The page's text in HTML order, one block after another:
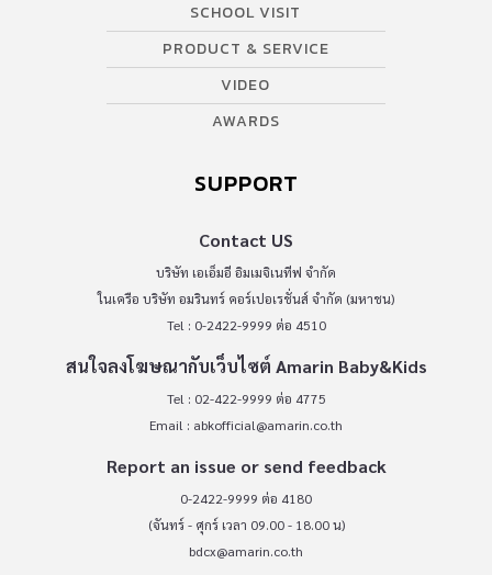
SCHOOL VISIT
PRODUCT & SERVICE
VIDEO
AWARDS
SUPPORT
Contact US
บริษัท เอเอ็มอี อิมเมจิเนทีฟ จำกัด
ในเครือ บริษัท อมรินทร์ คอร์เปอเรชั่นส์ จำกัด (มหาชน)
Tel : 0-2422-9999 ต่อ 4510
สนใจลงโฆษณากับเว็บไซต์ Amarin Baby&Kids
Tel : 02-422-9999 ต่อ 4775
Email : abkofficial@amarin.co.th
Report an issue or send feedback
0-2422-9999 ต่อ 4180
(จันทร์ - ศุกร์ เวลา 09.00 - 18.00 น)
bdcx@amarin.co.th